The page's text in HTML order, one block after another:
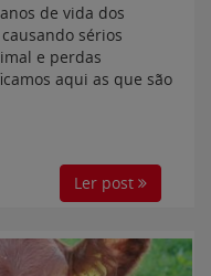
de vida dos
sérios
e perdas
aqui as que são
Ler post